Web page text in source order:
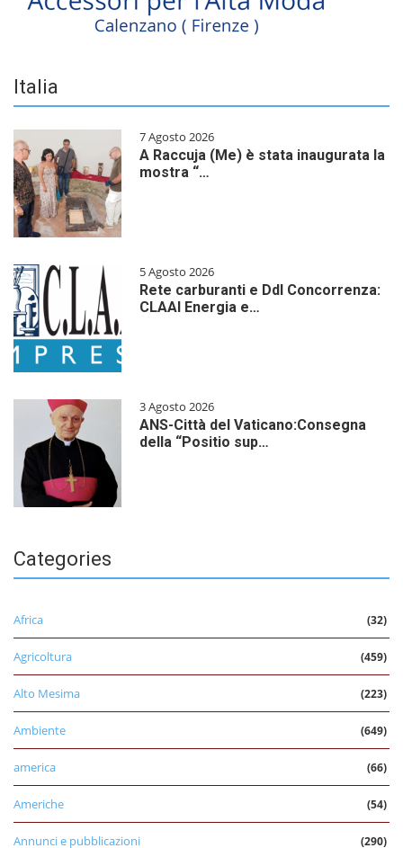
Italia
7 Agosto 2026
A Raccuja (Me) è stata inaugurata la
mostra “…
5 Agosto 2026
Rete carburanti e Ddl Concorrenza:
CLAAI Energia e…
3 Agosto 2026
ANS-Città del Vaticano:Consegna
della “Positio sup…
Categories
Africa (32)
Agricoltura (459)
Alto Mesima (223)
Ambiente (649)
america (66)
Americhe (54)
Annunci e pubblicazioni (290)